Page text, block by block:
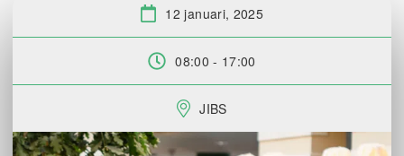
Datum:
12 januari, 2025
Tid:
08:00 - 17:00
Plats:
JIBS